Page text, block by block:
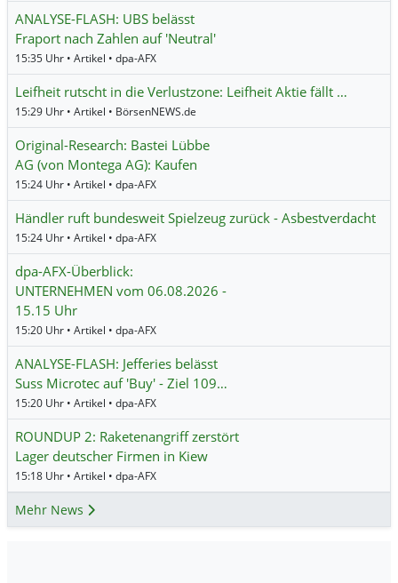
ANALYSE-FLASH: UBS belässt
Fraport nach Zahlen auf 'Neutral'
15:35 Uhr • Artikel • dpa-AFX
Leifheit rutscht in die Verlustzone: Leifheit Aktie fällt …
15:29 Uhr • Artikel • BörsenNEWS.de
Original-Research: Bastei Lübbe
AG (von Montega AG): Kaufen
15:24 Uhr • Artikel • dpa-AFX
Händler ruft bundesweit Spielzeug zurück - Asbestverdacht
15:24 Uhr • Artikel • dpa-AFX
dpa-AFX-Überblick:
UNTERNEHMEN vom 06.08.2026 -
15.15 Uhr
15:20 Uhr • Artikel • dpa-AFX
ANALYSE-FLASH: Jefferies belässt
Suss Microtec auf 'Buy' - Ziel 109…
15:20 Uhr • Artikel • dpa-AFX
ROUNDUP 2: Raketenangriff zerstört
Lager deutscher Firmen in Kiew
15:18 Uhr • Artikel • dpa-AFX
Mehr News